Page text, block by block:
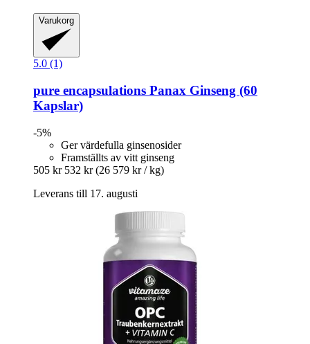
Varukorg
5.0 (1)
pure encapsulations Panax Ginseng (60
Kapslar)
-5%
Ger värdefulla ginsenosider
Framställts av vitt ginseng
505 kr 532 kr (26 579 kr / kg)
Leverans till 17. augusti